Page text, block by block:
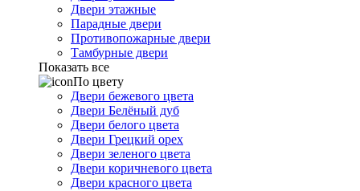
Двери этажные
Парадные двери
Противопожарные двери
Тамбурные двери
Показать все
По цвету
Двери бежевого цвета
Двери Белёный дуб
Двери белого цвета
Двери Грецкий орех
Двери зеленого цвета
Двери коричневого цвета
Двери красного цвета